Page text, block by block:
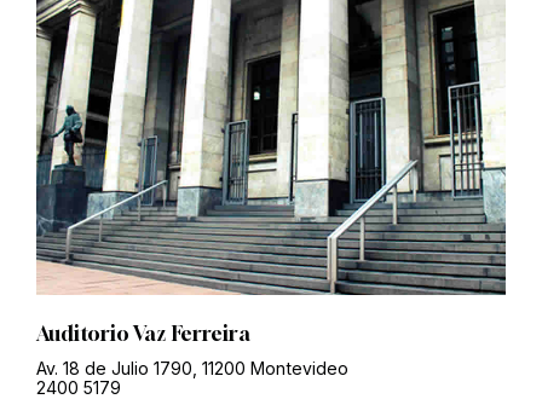
Auditorio Vaz Ferreira
Av. 18 de Julio 1790, 11200 Montevideo
2400 5179